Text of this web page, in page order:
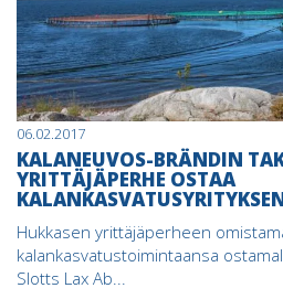
06.02.2017
KALANEUVOS-BRÄNDIN
YRITTÄJÄPERHE OSTAA
Hukkasen yrittäjäperheen
kalankasvatustoimintaansa
Slotts Lax Ab...